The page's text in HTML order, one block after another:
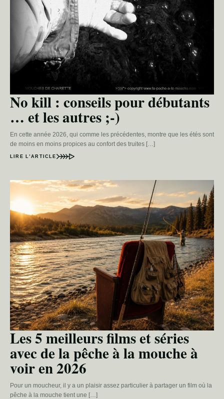
No kill : conseils pour débutants
… et les autres ;-)
En cette année 2026, qui comme les précédentes, montre que les étés sont
de moins en moins propices au confort des truites […]
LIRE L’ARTICLE
Les 5 meilleurs films et séries
avec de la pêche à la mouche à
voir en 2026
Pour un moucheur, il y a un plaisir assez particulier à partager un film où la
pêche à la mouche tient une […]